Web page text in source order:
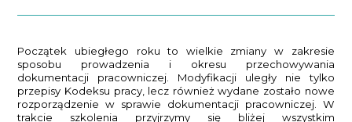
Początek ubiegłego roku to wielkie zmiany w zakresie
sposobu prowadzenia i okresu przechowywania
dokumentacji pracowniczej. Modyfikacji uległy nie tylko
przepisy Kodeksu pracy, lecz również wydane zostało nowe
rozporządzenie w sprawie dokumentacji pracowniczej. W
trakcie szkolenia przyjrzymy się bliżej wszystkim